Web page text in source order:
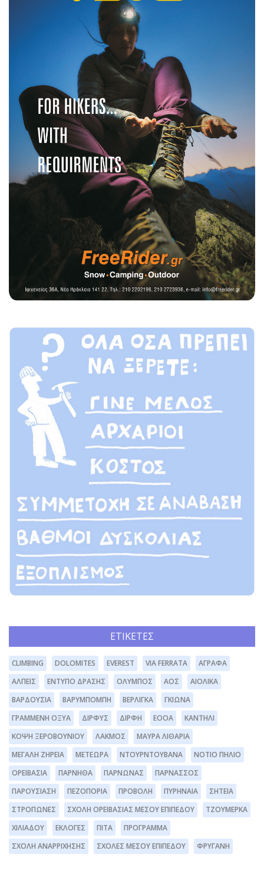
ΕΤΙΚΈΤΕΣ
CLIMBING DOLOMITES EVEREST VIA FERRATA
ΆΓΡΑΦΑ
ΆΛΠΕΙΣ
ΈΝΤΥΠΟ ΔΡΆΣΗΣ ΌΛΥΜΠΟΣ ΑΟΣ
ΑΙΟΛΙΚΆ
ΒΑΡΔΟΎΣΙΑ
ΒΑΡΥΜΠΌΜΠΗ ΒΕΡΛΊΓΚΑ
ΓΚΙΏΝΑ
ΓΡΑΜΜΈΝΗ ΟΞΥΆ
ΔΊΡΦΥΣ ΔΙΡΦΗ ΕΟΟΑ
ΚΑΝΤΉΛΙ
ΚΌΨΗ ΞΕΡΟΒΟΥΝΊΟΥ
ΛΆΚΜΟΣ
ΜΑΥΡΑ ΛΙΘΆΡΙΑ
ΜΕΓΆΛΗ ΖΉΡΕΙΑ
ΜΕΤΈΩΡΑ ΝΤΟΥΡΝΤΟΥΒΆΝΑ
ΝΌΤΙΟ ΠΉΛΙΟ
ΟΡΕΙΒΑΣΊΑ
ΠΆΡΝΗΘΑ ΠΆΡΝΩΝΑΣ
ΠΑΡΝΑΣΣΌΣ
ΠΑΡΟΥΣΊΑΣΗ
ΠΕΖΟΠΟΡΊΑ ΠΡΟΒΟΛΉ ΠΥΡΗΝΑΊΑ
ΣΗΤΕΊΑ
ΣΤΡΌΠΩΝΕΣ
ΣΧΟΛΉ ΟΡΕΙΒΑΣΊΑΣ ΜΈΣΟΥ ΕΠΙΠΈΔΟΥ
ΤΖΟΥΜΈΡΚΑ
ΧΙΛΙΑΔΟΎ
ΕΚΛΟΓΈΣ ΠΊΤΑ
ΠΡΌΓΡΑΜΜΑ
ΣΧΟΛΉ ΑΝΑΡΡΊΧΗΣΗΣ
ΣΧΟΛΕΣ ΜΕΣΟΥ ΕΠΙΠΕΔΟΥ ΦΡΥΓΑΝΗ